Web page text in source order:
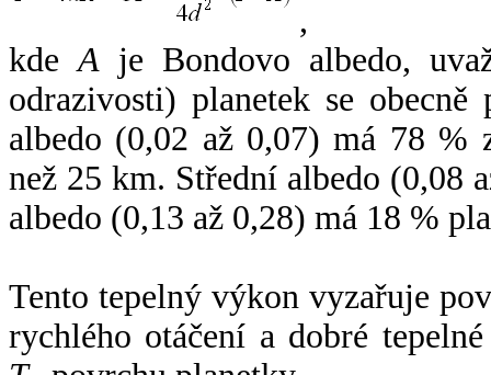
,
kdeA je Bondovo albedo,
odrazivosti) planetek se
albedo (0,02 až 0,07) má 78 %
než 25 km. Střední albedo (0,08
albedo (0,13 až 0,28) má 18 %
Tento tepelný výkon vyzařuje
rychlého otáčení a dobré